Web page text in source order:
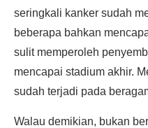
seringkali kanker sudah
beberapa bahkan
sulit memperoleh
mencapai stadium akhir.
sudah terjadi pada
Walau demikian, bukan